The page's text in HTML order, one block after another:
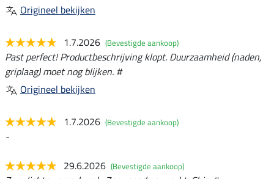
Origineel bekijken
1.7.2026 (Bevestigde aankoop)
Past perfect! Productbeschrijving klopt. Duurzaamheid (naden,
griplaag) moet nog blijken. #
Origineel bekijken
1.7.2026 (Bevestigde aankoop)
-
29.6.2026 (Bevestigde aankoop)